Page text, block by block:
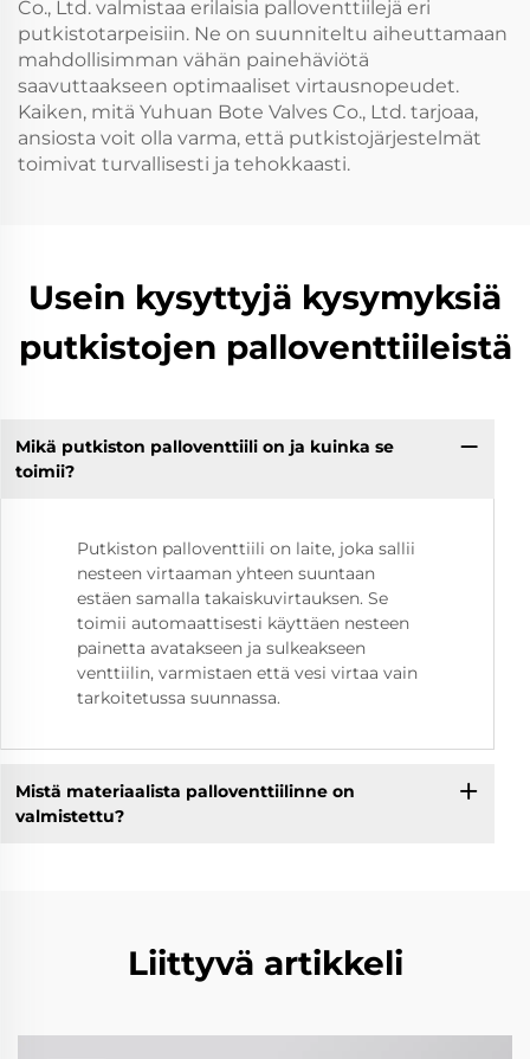
Co., Ltd. valmistaa erilaisia palloventtiilejä eri
putkistotarpeisiin. Ne on suunniteltu aiheuttamaan
mahdollisimman vähän painehäviötä
saavuttaakseen optimaaliset virtausnopeudet.
Kaiken, mitä Yuhuan Bote Valves Co., Ltd. tarjoaa,
ansiosta voit olla varma, että putkistojärjestelmät
toimivat turvallisesti ja tehokkaasti.
Usein kysyttyjä kysymyksiä
putkistojen palloventtiileistä
Mikä putkiston palloventtiili on ja kuinka se
toimii?
Putkiston palloventtiili on laite, joka sallii
nesteen virtaaman yhteen suuntaan
estäen samalla takaiskuvirtauksen. Se
toimii automaattisesti käyttäen nesteen
painetta avatakseen ja sulkeakseen
venttiilin, varmistaen että vesi virtaa vain
tarkoitetussa suunnassa.
Mistä materiaalista palloventtiilinne on
valmistettu?
Liittyvä artikkeli